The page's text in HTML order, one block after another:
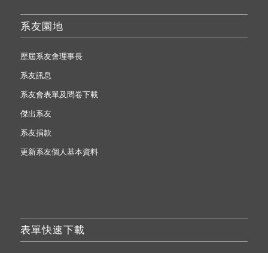
系友園地
歷屆系友會理事長
系友訊息
系友會表單及問卷下載
傑出系友
系友捐款
更新系友個人基本資料
表單快速下載